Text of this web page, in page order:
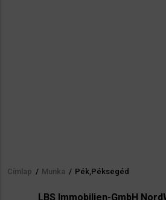
Morzsa
Címlap / Munka / Pék,Péksegéd
LBS Immobilien-GmbH NordWest